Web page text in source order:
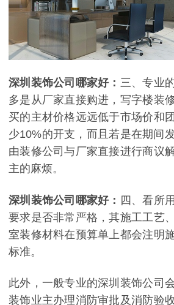
深圳装饰公司哪家好： 三、专业
多是从厂家直接购进，写字楼装
买的主材价格远远低于市场价和
少10%的开支，而且若是在期间
由装修公司与厂家直接进行商议
主的麻烦。
深圳装饰公司哪家好： 四、看所
要求是否非常严格，其施工工艺
室装修材料在预算单上都会注明
标准。
此外，一般专业的深圳装饰公司
装饰业主办理消防审批及消防验